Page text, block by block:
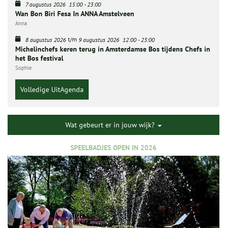
7 augustus 2026 15:00-23:00
Wan Bon Biri Fesa In ANNA Amstelveen
Anna
8 augustus 2026 t/m 9 augustus 2026 12:00-23:00
Michelinchefs keren terug in Amsterdamse Bos tijdens Chefs in
het Bos festival
Sophie
Volledige UitAgenda
Wat gebeurt er in jouw wijk?
SPEELBADJES OPEN IN 2026